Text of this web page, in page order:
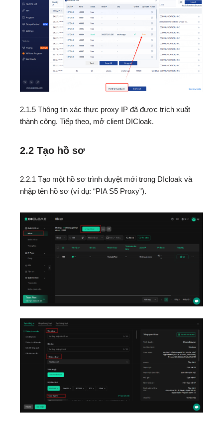
2.1.5 Thông tin xác thực proxy IP đã được trích xuất
thành công. Tiếp theo, mở client DICloak.
2.2 Tạo hồ sơ
2.2.1 Tạo một hồ sơ trình duyệt mới trong DIcloak và
nhập tên hồ sơ (ví dụ: “PIA S5 Proxy”).